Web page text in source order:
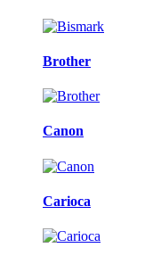
Brother
Canon
Carioca